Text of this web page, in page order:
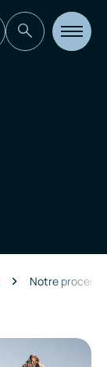
Ouvrir
la
Notre